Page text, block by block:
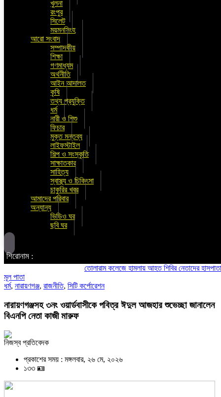
খুলনা
রংপুর
সিলেট
ময়মনসিংহ
আরো সংবাদ
সম্পাদকীয়
শিক্ষা
গণমাধ্যম
অর্থনীতি
আইন আদালত
কৃষি
তথ্য প্রযুক্তি
ধর্ম
নারী ও শিশু
ফিচার
মুক্ত মন্তব্য
লাইফস্টাইল
শিল্প ও সংস্কৃতি
সাক্ষাতকার
সাহিত্য
স্বাস্থ্য ও চিকিৎসা
চাকুরির খবর
আমাদের পরিবার
অন্যান্য
ভিডিও ঘর
ছবি ঘর
শিরোনাম :
তোলারাম কলেজে হামলায় আহত শিবির নেতাদের হাসপাতালে
মূল পাতা
ধর্ম, নারায়ণগঞ্জ, রাজনীতি, সিটি কর্পোরেশন
নারায়ণগঞ্জসহ ৩নং ওয়ার্ডবাসীকে পবিত্র ঈদুল আজহার শুভেচ্ছা জানালেন
বিএনপি নেতা কাজী মারুফ
নিজস্ব প্রতিবেদক
প্রকাশের সময় : মঙ্গলবার, ২৬ মে, ২০২৬
১৩৩ 🪪